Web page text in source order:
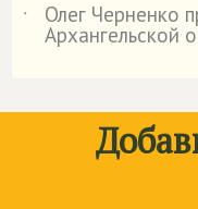
˙
Олег Черненко
Архангельской